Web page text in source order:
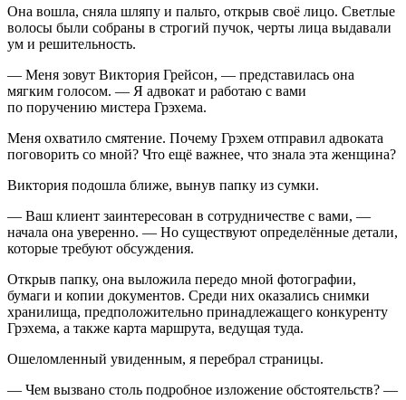
Она вошла, сняла шляпу и пальто, открыв своё лицо. Светлые
волосы были собраны в строгий пучок, черты лица выдавали
ум и решительность.
— Меня зовут Виктория Грейсон, — представилась она
мягким голосом. — Я адвокат и работаю с вами
по поручению мистера Грэхема.
Меня охватило смятение. Почему Грэхем отправил адвоката
поговорить со мной? Что ещё важнее, что знала эта женщина?
Виктория подошла ближе, вынув папку из сумки.
— Ваш клиент заинтересован в сотрудничестве с вами, —
начала она уверенно. — Но существуют определённые детали,
которые требуют обсуждения.
Открыв папку, она выложила передо мной фотографии,
бумаги и копии документов. Среди них оказались снимки
хранилища, предположительно принадлежащего конкуренту
Грэхема, а также карта маршрута, ведущая туда.
Ошеломленный увиденным, я перебрал страницы.
— Чем вызвано столь подробное изложение обстоятельств? —